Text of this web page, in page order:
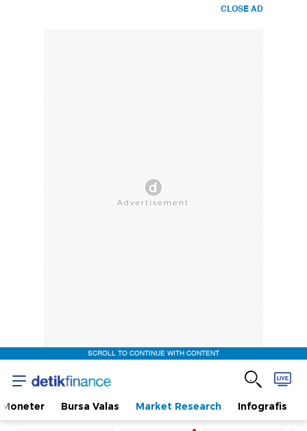
CLOSE AD
SCROLL TO CONTINUE WITH CONTENT
Moneter Bursa Valas Market Research Infografis